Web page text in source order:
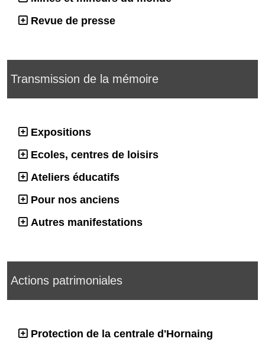
Revue de presse
Transmission de la mémoire
Expositions
Ecoles, centres de loisirs
Ateliers éducatifs
Pour nos anciens
Autres manifestations
Actions patrimoniales
Protection de la centrale d'Hornaing